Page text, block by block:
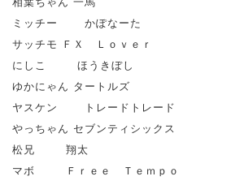
ミッチー かぽなーた
サッチモ ＦＸ Ｌｏｖｅｒ
にしこ ほうきぼし
ゆかにゃん タートルズ
ヤスケン トレードトレード
やっちゃん セブンティシックス
松兄 翔太
マボ Ｆｒｅｅ Ｔｅｍｐｏ